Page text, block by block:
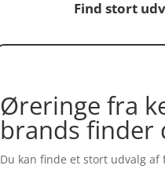
Find stort
Øreringe fra
brands finder
Du kan finde et stort udvalg